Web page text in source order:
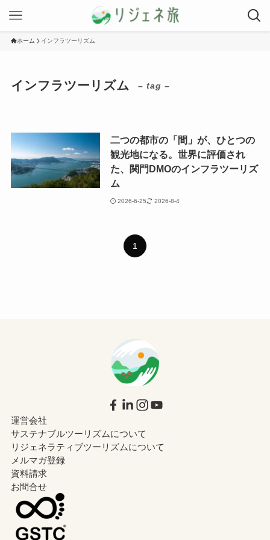
ホーム インフラツーリズム
インフラツーリズム – tag –
2026-6-25 2026-8-4
二つの都市の「間」が、ひとつの
観光地になる。世界に評価され
た、関門DMOのインフラツーリズ
ム
1
運営会社
サステナブルツーリズムについて
リジェネラティブツーリズムについて
メルマガ登録
資料請求
お問合せ